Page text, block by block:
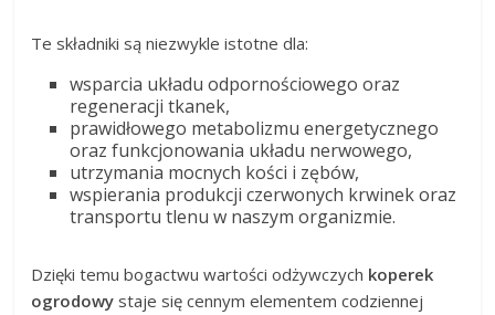
Te składniki są niezwykle istotne dla:
wsparcia układu odpornościowego oraz
regeneracji tkanek,
prawidłowego metabolizmu energetycznego
oraz funkcjonowania układu nerwowego,
utrzymania mocnych kości i zębów,
wspierania produkcji czerwonych krwinek oraz
transportu tlenu w naszym organizmie.
Dzięki temu bogactwu wartości odżywczych koperek
ogrodowy staje się cennym elementem codziennej